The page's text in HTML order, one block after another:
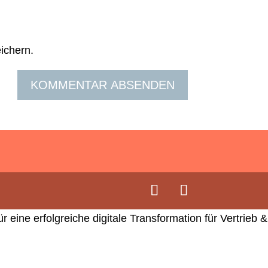
eine erfolgreiche digitale Transformation für Vertrieb &